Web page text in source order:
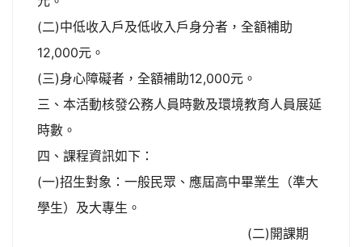
(二)中低收入戶及低收入戶身分者，全額補助
12,000元。
(三)身心障礙者，全額補助12,000元。
三、本活動核發公務人員時數及環境教育人員展延
時數。
四、課程資訊如下：
(一)招生對象：一般民眾、應屆高中畢業生（準大
學生）及大專生。
(二)開課期